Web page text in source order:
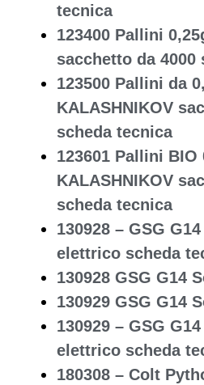
tecnica
123400 Pallini
sacchetto da 4000
123500 Pallini da
KALASHNIKOV
scheda tecnica
123601 Pallini BIO
KALASHNIKOV
scheda tecnica
130928 – GSG
elettrico scheda
130928 GSG G14
130929 GSG G14
130929 – GSG
elettrico scheda
180308 – Colt